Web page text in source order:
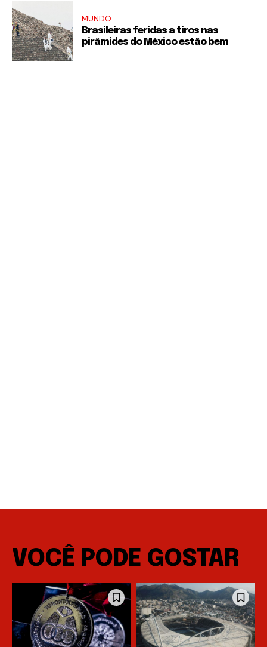
MUNDO
Brasileiras feridas a tiros nas
pirâmides do México estão bem
VOCÊ PODE GOSTAR